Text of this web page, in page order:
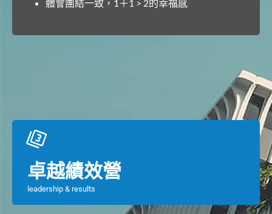
體會團結一致， 1 ＋1 > 2的幸福感
卓越績效營
leadership & results